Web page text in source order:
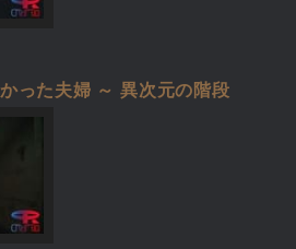
った夫婦 ～ 異次元の階段